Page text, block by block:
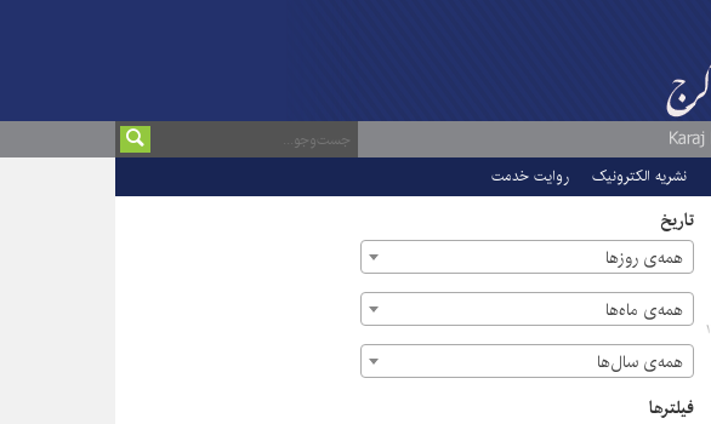
نشریه الکترونیک روایت خدمت
تاریخ
همه‌ی روزها
همه‌ی ماه‌ها
همه‌ی سال‌ها
فیلترها